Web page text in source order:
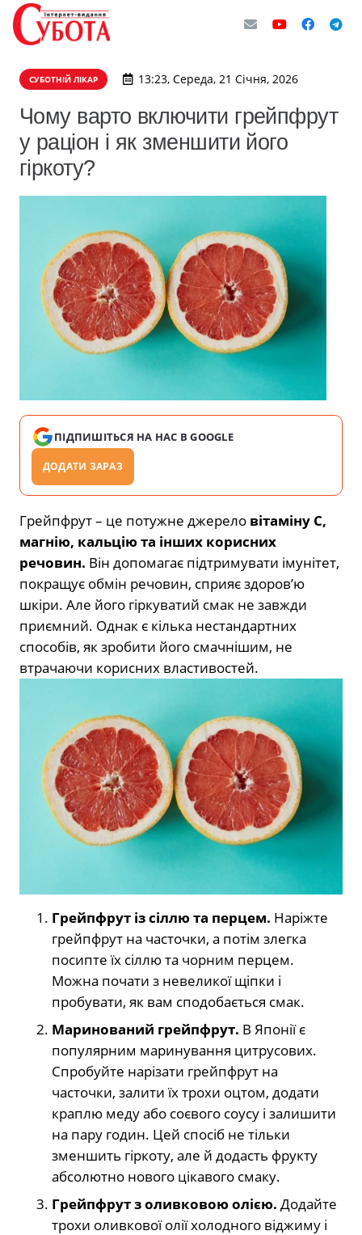
СУБОТНІЙ ЛІКАР 13:23, Середа, 21 Січня, 2026
Чому варто включити грейпфрут
у раціон і як зменшити його
гіркоту?
ПІДПИШІТЬСЯ НА НАС В GOOGLE
ДОДАТИ ЗАРАЗ
Грейпфрут – це потужне джерело вітаміну С,
магнію, кальцію та інших корисних
речовин. Він допомагає підтримувати імунітет,
покращує обмін речовин, сприяє здоров’ю
шкіри. Але його гіркуватий смак не завжди
приємний. Однак є кілька нестандартних
способів, як зробити його смачнішим, не
втрачаючи корисних властивостей.
Грейпфрут із сіллю та перцем. Наріжте
грейпфрут на часточки, а потім злегка
посипте їх сіллю та чорним перцем.
Можна почати з невеликої щіпки і
пробувати, як вам сподобається смак.
Маринований грейпфрут. В Японії є
популярним маринування цитрусових.
Спробуйте нарізати грейпфрут на
часточки, залити їх трохи оцтом, додати
краплю меду або соєвого соусу і залишити
на пару годин. Цей спосіб не тільки
зменшить гіркоту, але й додасть фрукту
абсолютно нового цікавого смаку.
Грейпфрут з оливковою олією. Додайте
трохи оливкової олії холодного віджиму і